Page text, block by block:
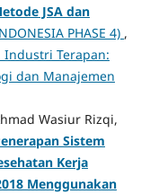
JSA dan
PHASE 4) ,
Industri Terapan:
dan Manajemen
Wasiur Rizqi,
Sistem
Kerja
Menggunakan